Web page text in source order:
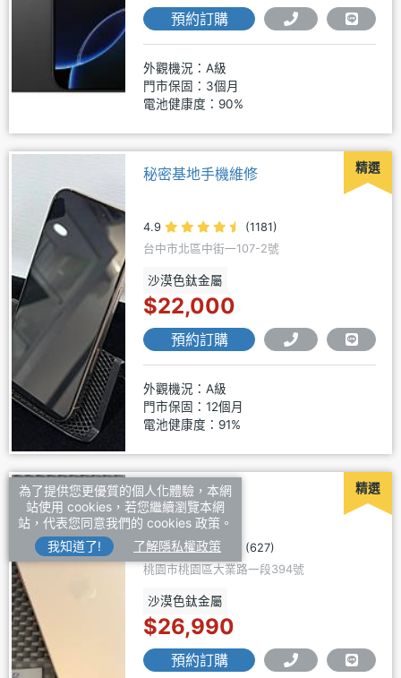
預約訂購
外觀機況：A級
門市保固：3個月
電池健康度：90%
精選
秘密基地手機維修
4.9
(1181)
台中市北區中街一107-2號
沙漠色鈦金屬
$22,000
預約訂購
外觀機況：A級
門市保固：12個月
電池健康度：91%
精選
緯穎通信
4.9
(627)
桃園市桃園區大業路一段394號
沙漠色鈦金屬
$26,990
預約訂購
為了提供您更優質的個人化體驗，本網
站使用 cookies，若您繼續瀏覽本網
站，代表您同意我們的 cookies 政策。
我知道了!
了解隱私權政策